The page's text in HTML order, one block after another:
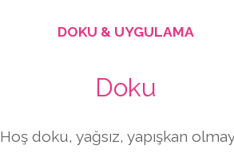
DOKU & UYGULAMA
Doku
Hoş doku, yağsız, yapışkan